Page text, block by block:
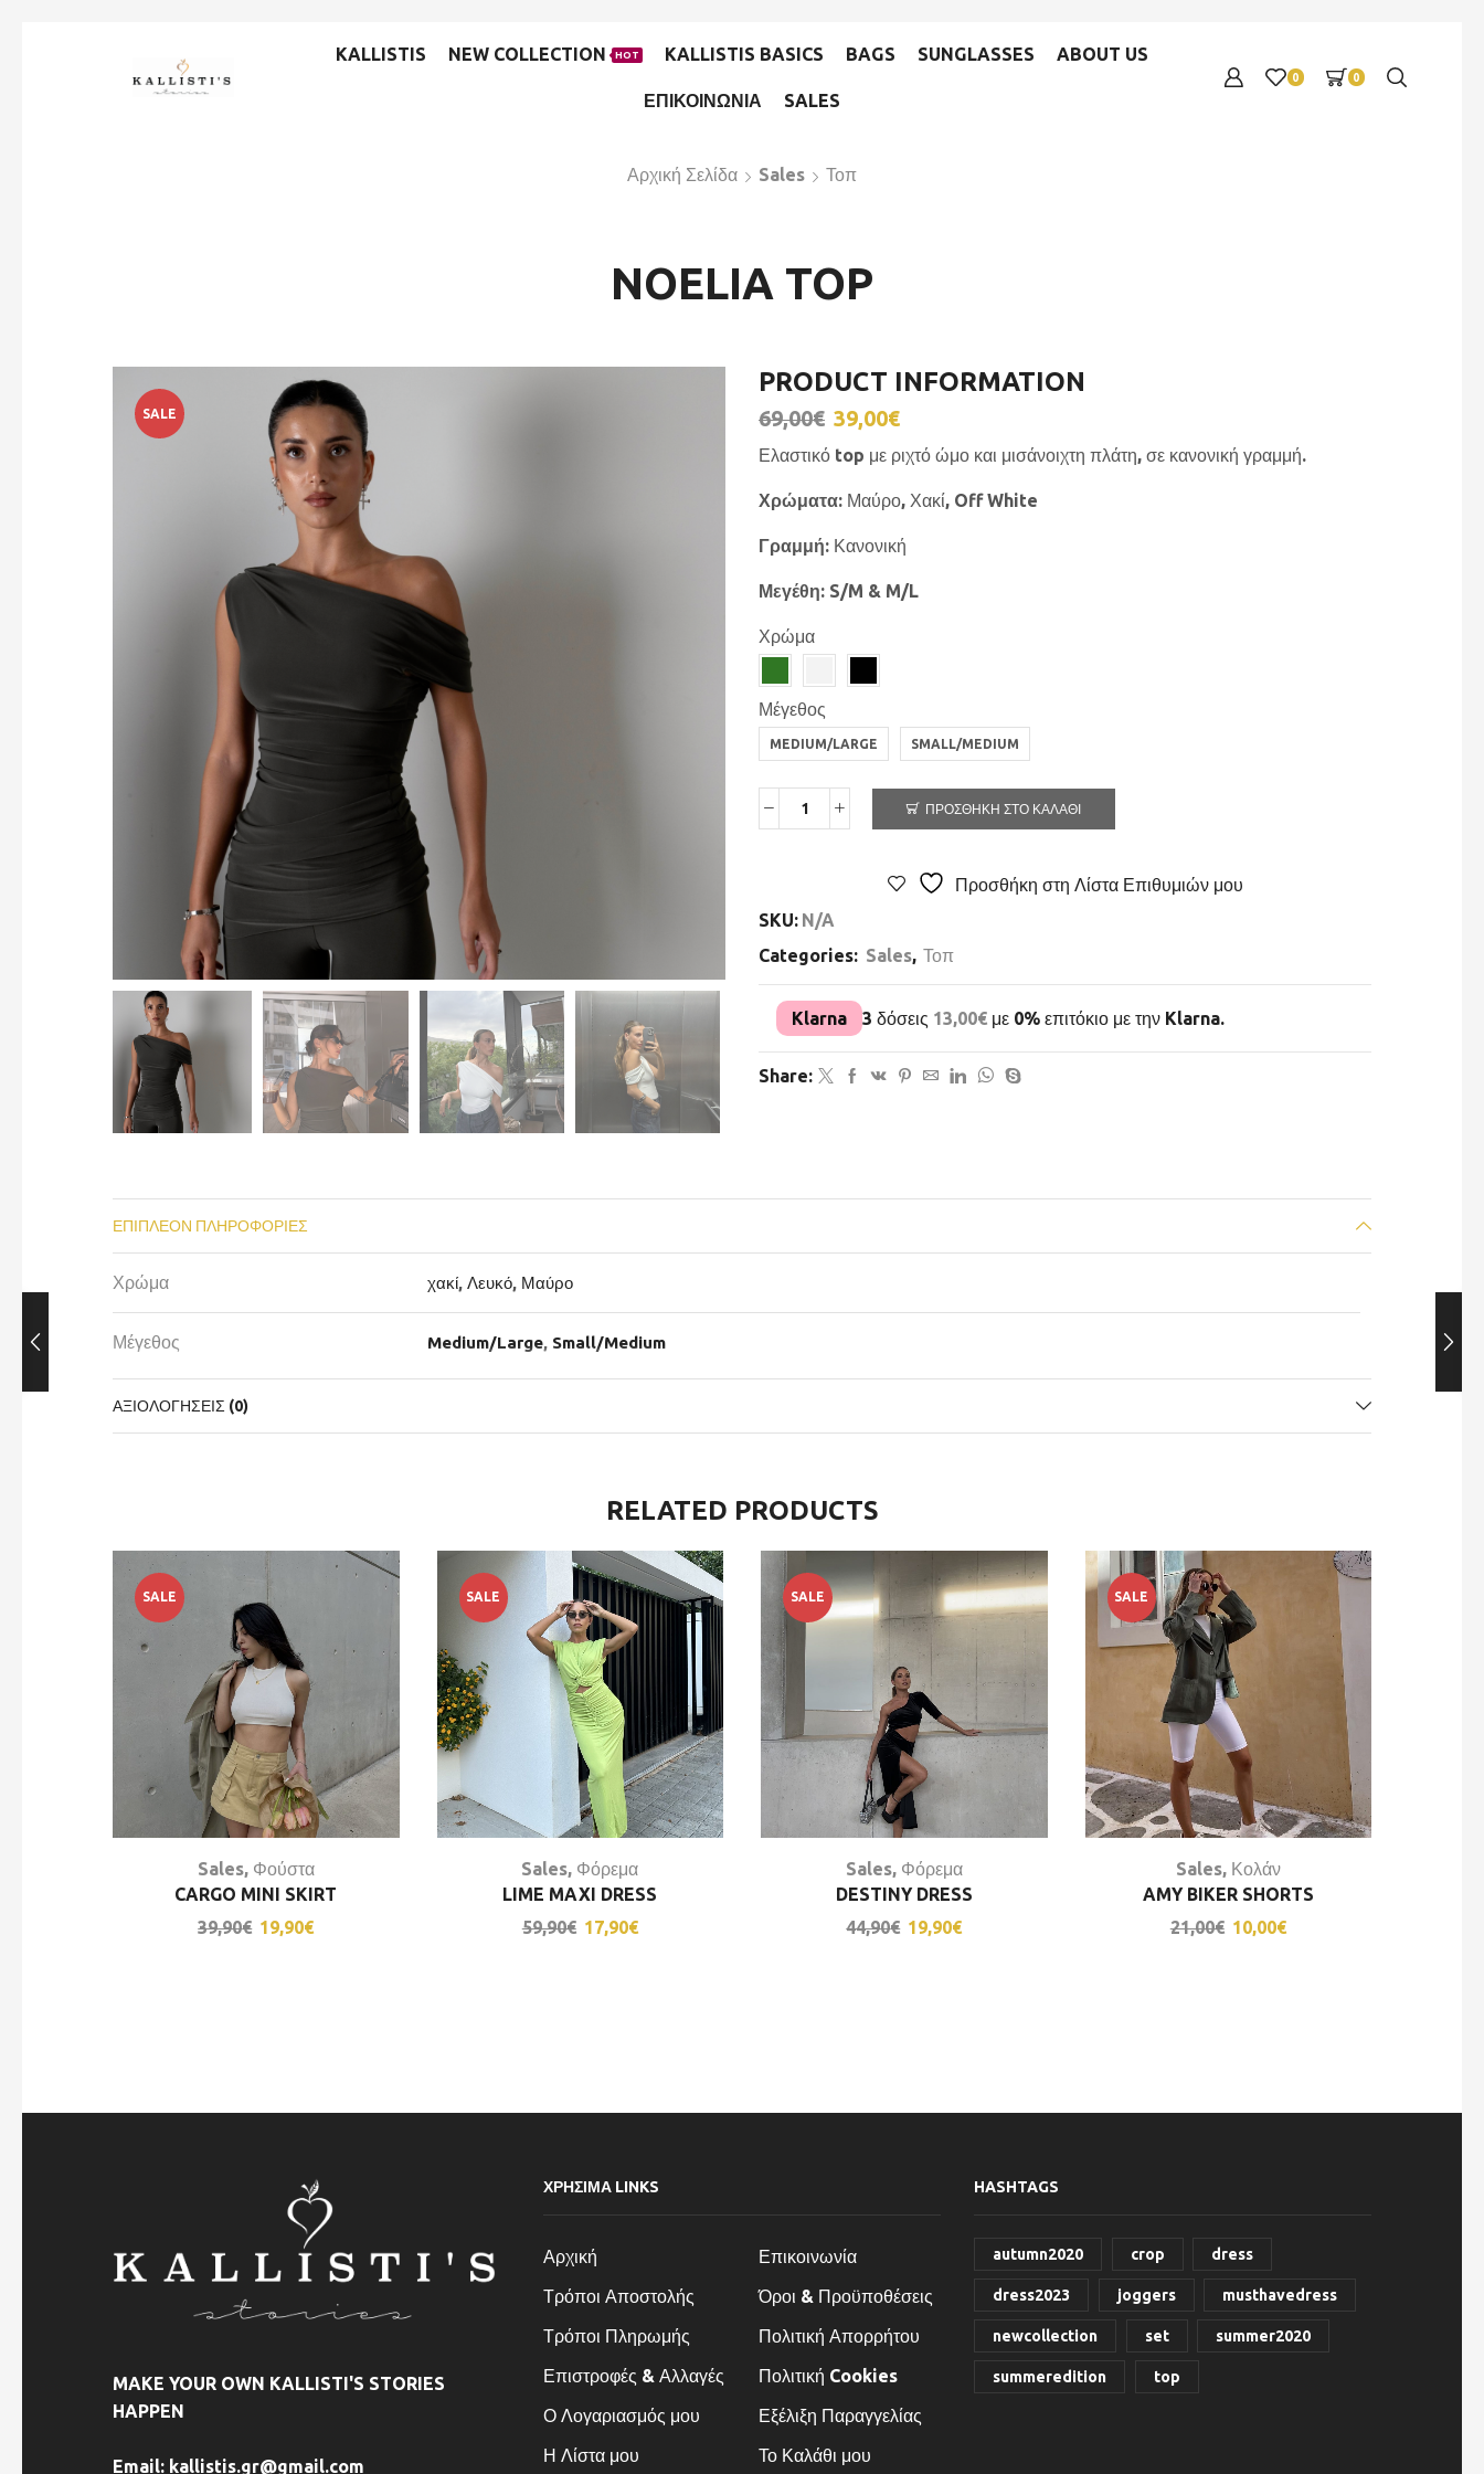
KALLISTIS NEW COLLECTION HOT KALLISTIS BASICS BAGS SUNGLASSES ABOUT US
ΕΠΙΚΟΙΝΩΝΙΑ SALES
0 0
Αρχική Σελίδα Sales Τοπ
NOELIA TOP
SALE
PRODUCT INFORMATION
69,00€ 39,00€
Ελαστικό top με ριχτό ώμο και μισάνοιχτη πλάτη, σε κανονική γραμμή.
Χρώματα: Μαύρο, Χακί, Off White
Γραμμή: Κανονική
Μεγέθη: S/M & M/L
Χρώμα
Μέγεθος
MEDIUM/LARGE SMALL/MEDIUM
ΠΡΟΣΘΉΚΗ ΣΤΟ ΚΑΛΆΘΙ
Προσθήκη στη Λίστα Επιθυμιών μου
SKU: N/A
Categories: Sales, Τοπ
Klarna 3 δόσεις 13,00€ με 0% επιτόκιο με την Klarna.
Share:
ΕΠΙΠΛΈΟΝ ΠΛΗΡΟΦΟΡΊΕΣ
Χρώμα χακί,Λευκό, Μαύρο
Μέγεθος Medium/Large, Small/Medium
ΑΞΙΟΛΟΓΉΣΕΙΣ (0)
RELATED PRODUCTS
SALE
Sales, Φούστα
CARGO MINI SKIRT
39,90€ 19,90€
SALE
Sales, Φόρεμα
LIME MAXI DRESS
59,90€ 17,90€
SALE
Sales, Φόρεμα
DESTINY DRESS
44,90€ 19,90€
SALE
Sales, Κολάν
AMY BIKER SHORTS
21,00€ 10,00€
MAKE YOUR OWN KALLISTI'S STORIES
HAPPEN
Email: kallistis.gr@gmail.com
ΧΡΗΣΙΜΑ LINKS
Αρχική
Τρόποι Αποστολής
Τρόποι Πληρωμής
Επιστροφές & Αλλαγές
Ο Λογαριασμός μου
Η Λίστα μου
Επικοινωνία
Όροι & Προϋποθέσεις
Πολιτική Απορρήτου
Πολιτική Cookies
Εξέλιξη Παραγγελίας
Το Καλάθι μου
HASHTAGS
autumn2020 crop dress
dress2023 joggers musthavedress
newcollection set summer2020
summeredition top